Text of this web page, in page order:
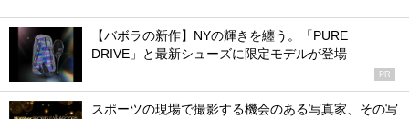
【バボラの新作】NYの輝きを纏う。「PURE
DRIVE」と最新シューズに限定モデルが登場
PR
スポーツの現場で撮影する機会のある写真家、その写